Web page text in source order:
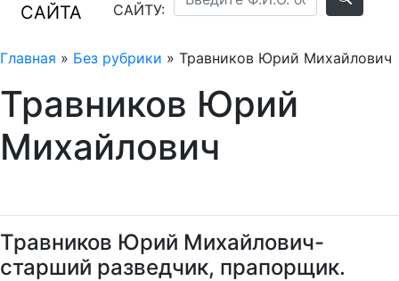
САЙТА
САЙТУ:
Главная » Без рубрики » Травников Юрий Михайлович
Травников Юрий
Михайлович
Травников Юрий Михайлович-
старший разведчик, прапорщик.